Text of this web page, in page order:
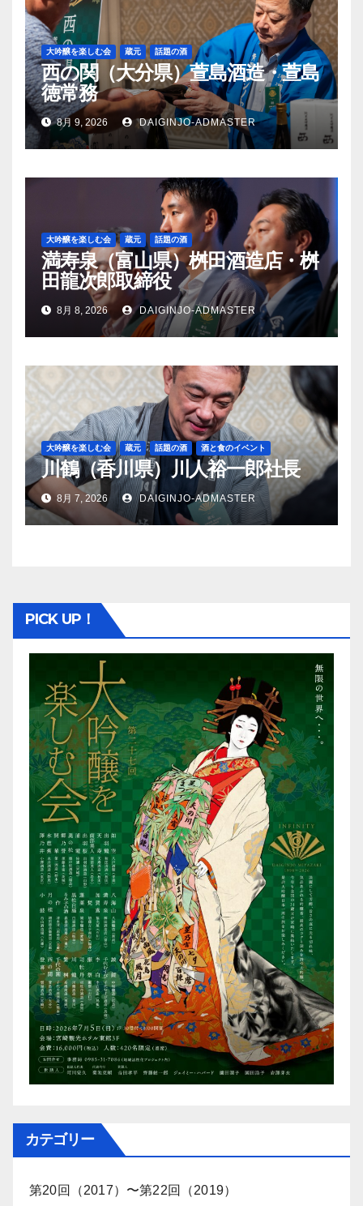
大吟醸を楽しむ会 蔵元 話題の酒
西の関（大分県）萱島酒造・萱島
徳常務
8月 9, 2026 DAIGINJO-ADMASTER
大吟醸を楽しむ会 蔵元 話題の酒
満寿泉（富山県）桝田酒造店・桝
田龍次郎取締役
8月 8, 2026 DAIGINJO-ADMASTER
大吟醸を楽しむ会 蔵元 話題の酒 酒と食のイベント
川鶴（香川県）川人裕一郎社長
8月 7, 2026 DAIGINJO-ADMASTER
PICK UP！
カテゴリー
第20回（2017）〜第22回（2019）